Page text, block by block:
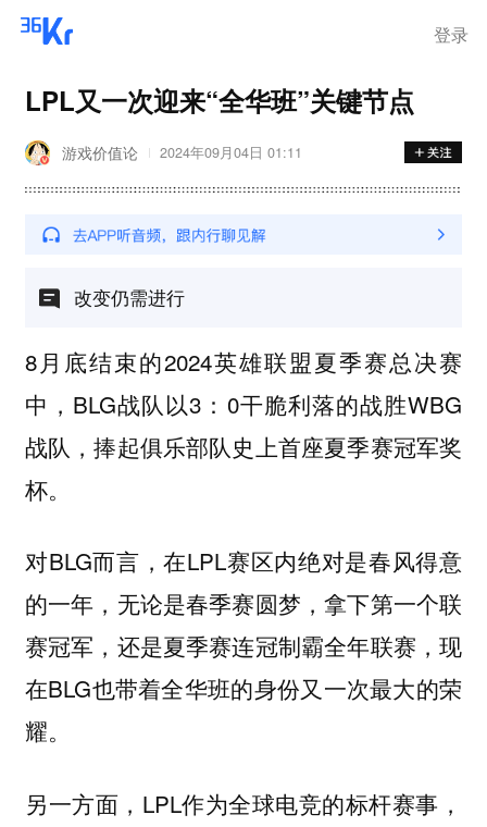
登录
LPL又一次迎来“全华班”关键节点
游戏价值论 2024年09月04日 01:11
改变仍需进行
8月底结束的2024英雄联盟夏季赛总决赛
中，BLG战队以3：0干脆利落的战胜WBG
战队，捧起俱乐部队史上首座夏季赛冠军奖
杯。
对BLG而言，在LPL赛区内绝对是春风得意
的一年，无论是春季赛圆梦，拿下第一个联
赛冠军，还是夏季赛连冠制霸全年联赛，现
在BLG也带着全华班的身份又一次最大的荣
耀。
另一方面，LPL作为全球电竞的标杆赛事，